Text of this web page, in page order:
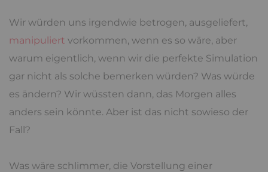
Wir würden uns irgendwie betrogen, ausgeliefert,
manipuliert vorkommen, wenn es so wäre, aber
warum eigentlich, wenn wir die perfekte Simulation
gar nicht als solche bemerken würden? Was würde
es ändern? Wir wüssten dann, das Morgen alles
anders sein könnte. Aber ist das nicht sowieso der
Fall?
Was wäre schlimmer, die Vorstellung einer